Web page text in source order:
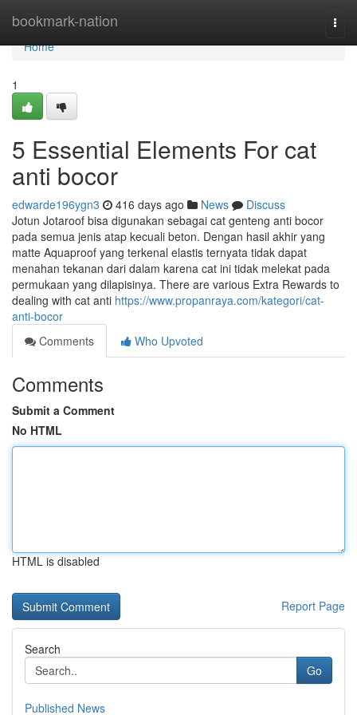
bookmark-nation
Home
Home
1
5 Essential Elements For cat
anti bocor
edwarde196ygn3 416 days ago News
Discuss
Jotun Jotaroof bisa digunakan sebagai cat genteng anti bocor
pada semua jenis atap kecuali beton. Dengan hasil akhir yang
matte Aquaproof yang terkenal elastis ternyata tidak dapat
menahan tekanan dari dalam karena cat ini tidak melekat pada
permukaan yang dilapisinya. There are various Extra Rewards to
dealing with cat anti https://www.propanraya.com/kategori/cat-
anti-bocor
Comments
Who Upvoted
Comments
Submit a Comment
No HTML
HTML is disabled
Report Page
Search
Go
Published News